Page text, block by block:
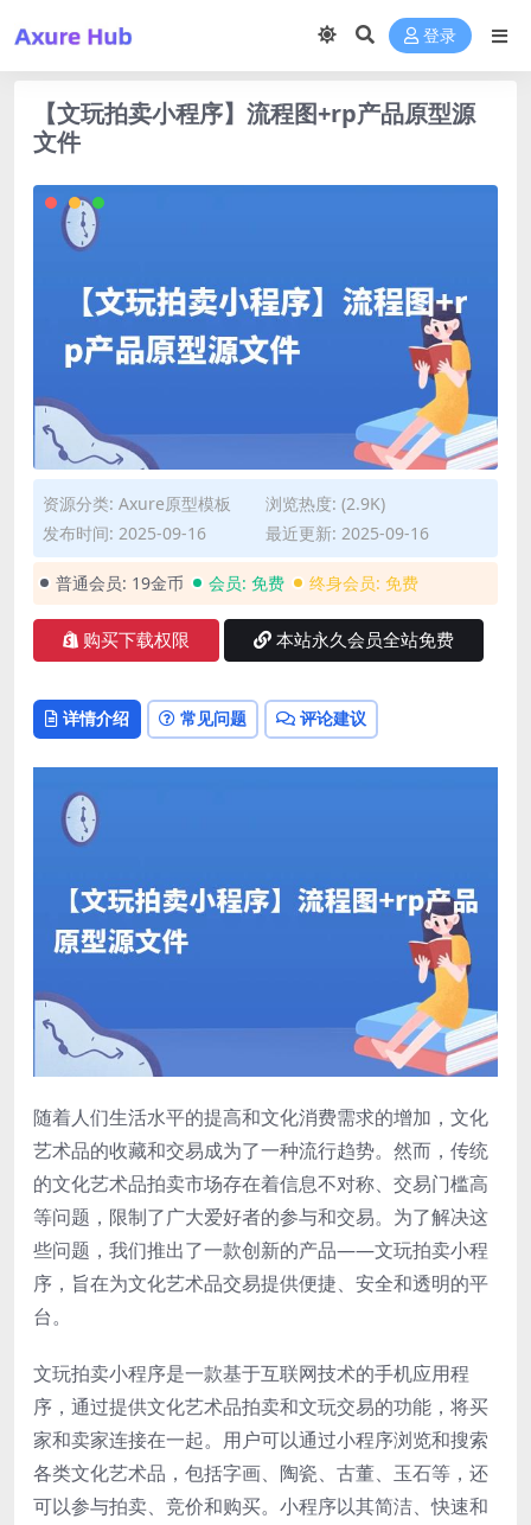
登录
【文玩拍卖小程序】流程图+rp产品原型源
文件
资源分类: Axure原型模板
浏览热度: (2.9K)
发布时间: 2025-09-16
最近更新: 2025-09-16
普通会员: 19金币 会员: 免费 终身会员: 免费
购买下载权限 本站永久会员全站免费
详情介绍 常见问题 评论建议
随着人们生活水平的提高和文化消费需求的增加，文化
艺术品的收藏和交易成为了一种流行趋势。然而，传统
的文化艺术品拍卖市场存在着信息不对称、交易门槛高
等问题，限制了广大爱好者的参与和交易。为了解决这
些问题，我们推出了一款创新的产品——文玩拍卖小程
序，旨在为文化艺术品交易提供便捷、安全和透明的平
台。
文玩拍卖小程序是一款基于互联网技术的手机应用程
序，通过提供文化艺术品拍卖和文玩交易的功能，将买
家和卖家连接在一起。用户可以通过小程序浏览和搜索
各类文化艺术品，包括字画、陶瓷、古董、玉石等，还
可以参与拍卖、竞价和购买。小程序以其简洁、快速和